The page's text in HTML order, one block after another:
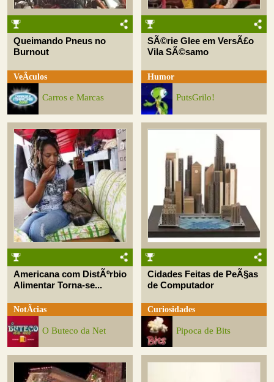
Queimando Pneus no
Burnout
VeÃ­culos
Carros e Marcas
SÃ©rie Glee em VersÃ£o
Vila SÃ©samo
Humor
PutsGrilo!
Americana com DistÃºrbio
Alimentar Torna-se...
NotÃ­cias
O Buteco da Net
Cidades Feitas de PeÃ§as
de Computador
Curiosidades
Pipoca de Bits